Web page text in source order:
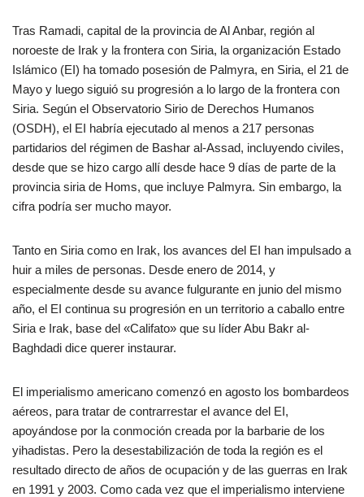
Tras Ramadi, capital de la provincia de Al Anbar, región al
noroeste de Irak y la frontera con Siria, la organización Estado
Islámico (EI) ha tomado posesión de Palmyra, en Siria, el 21 de
Mayo y luego siguió su progresión a lo largo de la frontera con
Siria. Según el Observatorio Sirio de Derechos Humanos
(OSDH), el EI habría ejecutado al menos a 217 personas
partidarios del régimen de Bashar al-Assad, incluyendo civiles,
desde que se hizo cargo allí desde hace 9 días de parte de la
provincia siria de Homs, que incluye Palmyra. Sin embargo, la
cifra podría ser mucho mayor.
Tanto en Siria como en Irak, los avances del EI han impulsado a
huir a miles de personas. Desde enero de 2014, y
especialmente desde su avance fulgurante en junio del mismo
año, el EI continua su progresión en un territorio a caballo entre
Siria e Irak, base del «Califato» que su líder Abu Bakr al-
Baghdadi dice querer instaurar.
El imperialismo americano comenzó en agosto los bombardeos
aéreos, para tratar de contrarrestar el avance del EI,
apoyándose por la conmoción creada por la barbarie de los
yihadistas. Pero la desestabilización de toda la región es el
resultado directo de años de ocupación y de las guerras en Irak
en 1991 y 2003. Como cada vez que el imperialismo interviene